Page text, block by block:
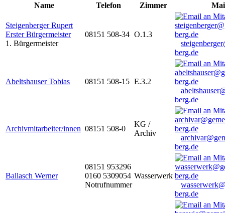
Name
Telefon Zimmer
Steigenberger Rupert
Erster Bürgermeister
1. Bürgermeister
08151 508-34 O.1.3
berg.de
Abeltshauser Tobias 08151 508-15 E.3.2
berg.de
Archivmitarbeiter/innen 08151 508-0
KG /
Archiv
berg.de
Ballasch Werner
08151 953296
0160 5309054
Notrufnummer
Wasserwerk
berg.de